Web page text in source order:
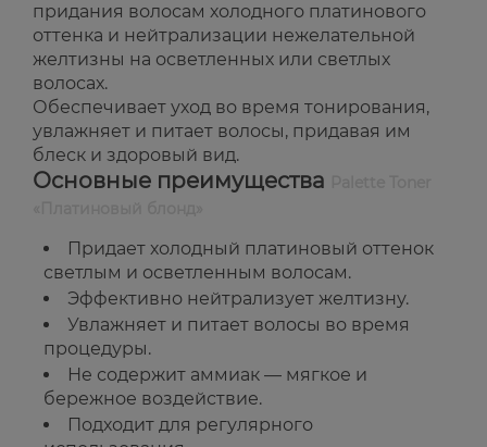
придания волосам холодного платинового
оттенка и нейтрализации нежелательной
желтизны на осветленных или светлых
волосах.
Обеспечивает уход во время тонирования,
увлажняет и питает волосы, придавая им
блеск и здоровый вид.
Основные преимущества
Придает холодный платиновый оттенок
светлым и осветленным волосам.
Эффективно нейтрализует желтизну.
Увлажняет и питает волосы во время
процедуры.
Не содержит аммиак — мягкое и
бережное воздействие.
Подходит для регулярного